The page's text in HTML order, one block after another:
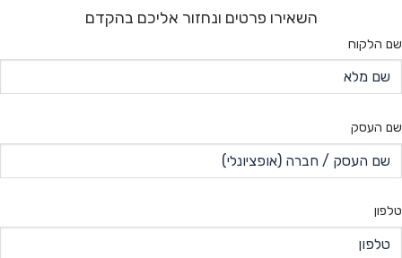
השאירו פרטים ונחזור אליכם בהקדם
שם הלקוח
שם העסק
טלפון